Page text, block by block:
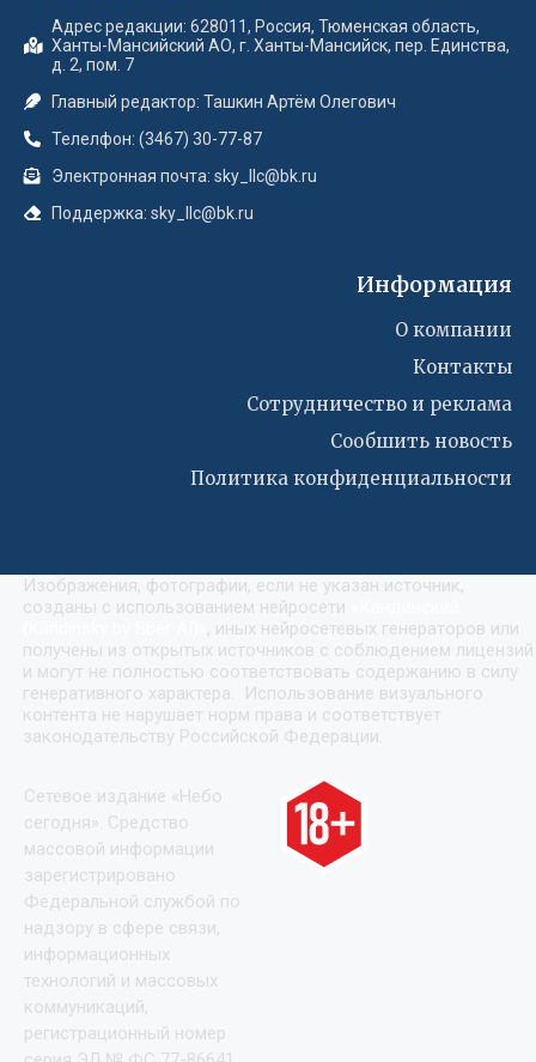
Адрес редакции: 628011, Россия, Тюменская область,
Ханты-Мансийский АО, г. Ханты-Мансийск, пер. Единства,
д. 2, пом. 7
Главный редактор: Ташкин Артём Олегович
Телелфон: (3467) 30-77-87
Электронная почта: sky_llc@bk.ru
Поддержка: sky_llc@bk.ru
Информация
О компании
Контакты
Сотрудничество и реклама
Сообшить новость
Политика конфиденциальности
Изображения, фотографии, если не указан источник,
созданы с использованием нейросети
, иных нейросетевых генераторов или
получены из открытых источников с соблюдением лицензий
и могут не полностью соответствовать содержанию в силу
генеративного характера. Использование визуального
контента не нарушает норм права и соответствует
законодательству Российской Федерации.
Сетевое издание «Небо
сегодня». Средство
массовой информации
зарегистрировано
Федеральной службой по
надзору в сфере связи,
информационных
технологий и массовых
коммуникаций,
регистрационный номер